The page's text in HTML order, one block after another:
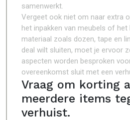
samenwerkt.
Vergeet ook niet om naar extra
het inpakken van meubels of het
materiaal zoals dozen, tape en
deal wilt sluiten, moet je ervoor
aspecten worden besproken
overeenkomst sluit met een
Vraag om korting
meerdere items
verhuist.